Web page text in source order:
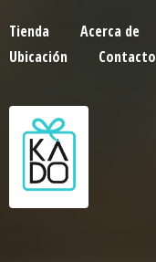
Tienda
Acerca de
Ubicación
Contacto